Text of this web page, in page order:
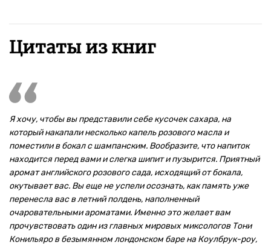
Цитаты из книг
Я хочу, чтобы вы представили себе кусочек сахара, на
который накапали несколько капель розового масла и
поместили в бокал с шампанским. Вообразите, что напиток
находится перед вами и слегка шипит и пузырится. Приятный
аромат английского розового сада, исходящий от бокала,
окутывает вас. Вы еще не успели осознать, как память уже
перенесла вас в летний полдень, наполненный
очаровательными ароматами. Именно это желает вам
прочувствовать один из главных мировых миксологов Тони
Конильяро в безымянном лондонском баре на Коулбрук-роу,